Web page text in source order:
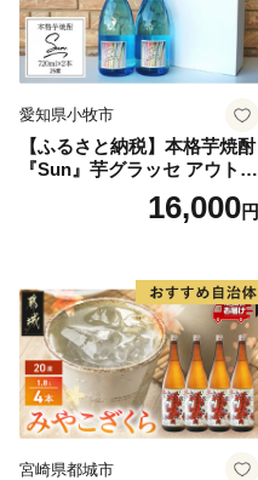
愛知県小牧市
【ふるさと納税】本格芋焼酎
『Sun』芋グラッセ アウトド
ア ソロキャンプ ベランピン
グ 巣ごもり 就労支援16,000円
宮崎県都城市